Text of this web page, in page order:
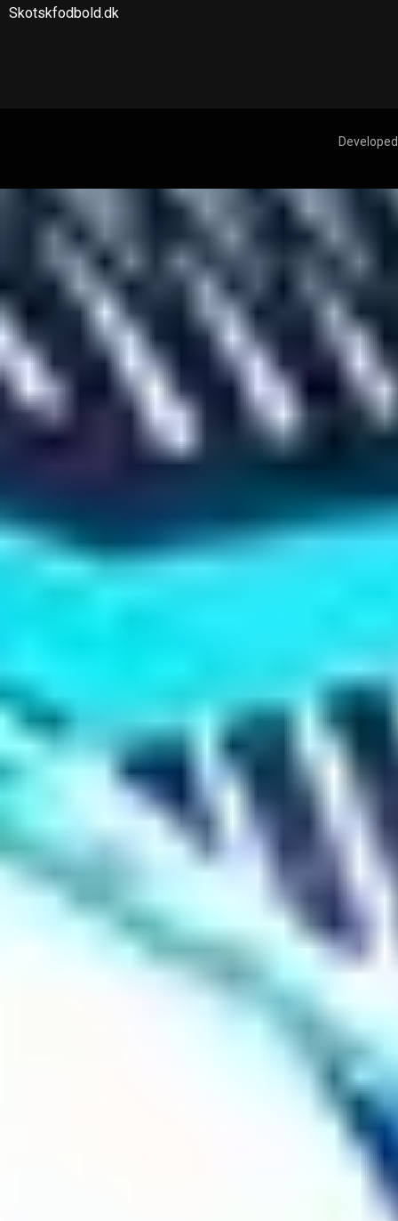
Skotskfodbold.dk